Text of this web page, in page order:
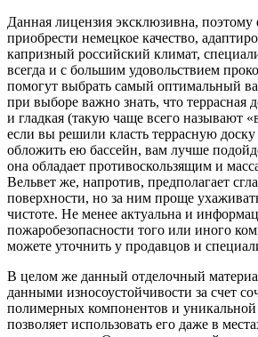
Данная лицензия эксклюзивна,
приобрести немецкое качество,
капризный российский климат,
всегда и с большим удовольствием
помогут выбрать самый оптимальный
при выборе важно знать, что террасная
и гладкая (такую чаще всего называют
если вы решили класть террасную
обложить ею бассейн, вам лучше
она обладает противоскользящим и
Вельвет же, напротив, предполагает
поверхности, но за ним проще
чистоте. Не менее актуальна и
пожаробезопасности того или иного
можете уточнить у продавцов и
В целом же данный отделочный
данными износоустойчивости за счет
полимерных компонентов и
позволяет использовать его даже в